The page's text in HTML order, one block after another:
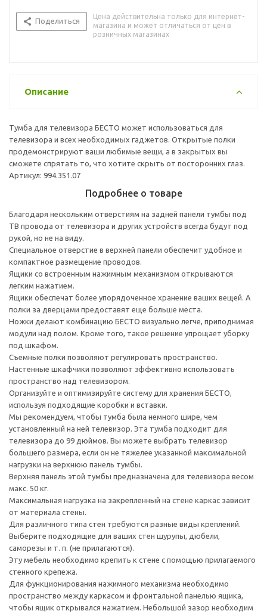
Поделиться
Цена действительна только для интернет-
магазина и может отличаться от цен в
розничных магазинах
Описание
Тумба для телевизора БЕСТО может использоваться для
телевизора и всех необходимых гаджетов. Открытые полки
продемонстрируют ваши любимые вещи, а в закрытых вы
сможете спрятать то, что хотите скрыть от посторонних глаз.
Артикул: 994.351.07
Подробнее о товаре
Благодаря нескольким отверстиям на задней панели тумбы под
ТВ провода от телевизора и других устройств всегда будут под
рукой, но не на виду.
Специальное отверстие в верхней панели обеспечит удобное и
компактное размещение проводов.
Ящики со встроенным нажимным механизмом открываются
легким нажатием.
Ящики обеспечат более упорядоченное хранение ваших вещей. А
полки за дверцами предоставят еще больше места.
Ножки делают комбинацию БЕСТО визуально легче, приподнимая
модули над полом. Кроме того, такое решение упрощает уборку
под шкафом.
Съемные полки позволяют регулировать пространство.
Настенные шкафчики позволяют эффективно использовать
пространство над телевизором.
Организуйте и оптимизируйте систему для хранения БЕСТО,
используя подходящие коробки и вставки.
Мы рекомендуем, чтобы тумба была немного шире, чем
установленный на ней телевизор. Эта тумба подходит для
телевизора до 99 дюймов. Вы можете выбрать телевизор
большего размера, если он не тяжелее указанной максимальной
нагрузки на верхнюю панель тумбы.
Верхняя панель этой тумбы предназначена для телевизора весом
макс. 50 кг.
Максимальная нагрузка на закрепленный на стене каркас зависит
от материала стены.
Для различного типа стен требуются разные виды креплений.
Выберите подходящие для ваших стен шурупы, дюбели,
саморезы и т. п. (не прилагаются).
Эту мебель необходимо крепить к стене с помощью прилагаемого
стенного крепежа.
Для функционирования нажимного механизма необходимо
пространство между каркасом и фронтальной панелью ящика,
чтобы ящик открывался нажатием. Небольшой зазор необходим